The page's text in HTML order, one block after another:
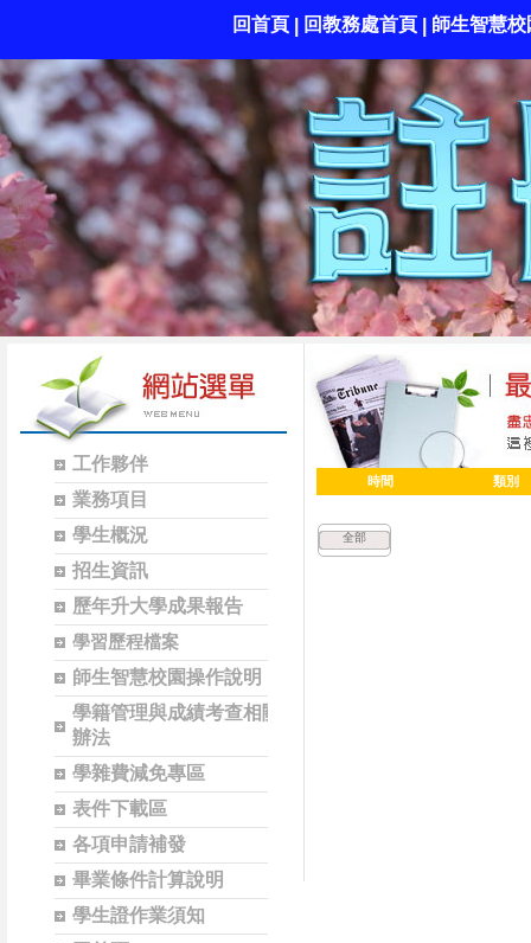
回首頁| 回教務處首頁| 師生智慧
工作夥伴
業務項目
學生概況
招生資訊
歷年升大學成果報告
學習歷程檔案
師生智慧校園操作說明
學籍管理與成績考查相關
辦法
學雜費減免專區
表件下載區
各項申請補發
畢業條件計算說明
學生證作業須知
時間 類別
全部